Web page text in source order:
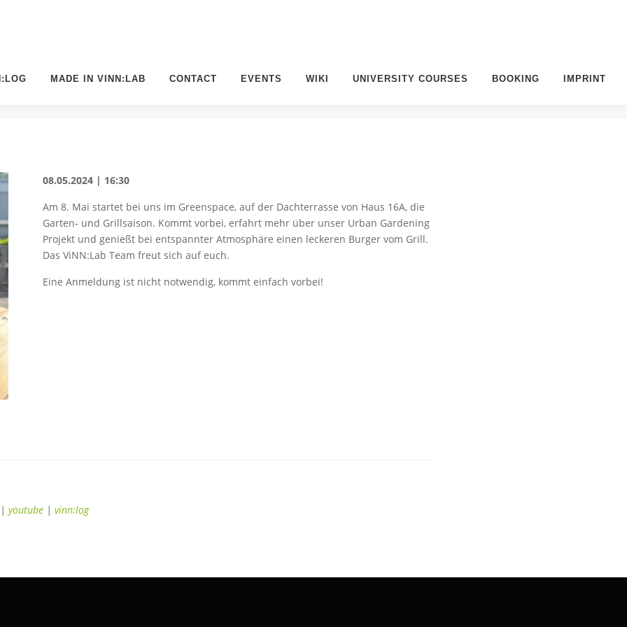
MADE IN VINN:LAB CONTACT EVENTS WIKI UNIVERSITY COURSES BOOKING IMPRINT
AM 08.05.2024 AB 16:30 UHR
08.05.2024 | 16:30
Am 8. Mai startet bei uns im Greenspace, auf der Dachterrasse von Haus 16A, die
Garten- und Grillsaison. Kommt vorbei, erfahrt mehr über unser Urban Gardening
Projekt und genießt bei entspannter Atmosphäre einen leckeren Burger vom Grill.
Das ViNN:Lab Team freut sich auf euch.
Eine Anmeldung ist nicht notwendig, kommt einfach vorbei!
| youtube | vinn:log